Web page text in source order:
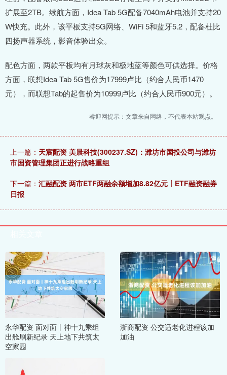
扩展至2TB。续航方面，Idea Tab 5G配备7040mAh电池并支持20
W快充。此外，该平板支持5G网络、WiFi 5和蓝牙5.2，配备杜比
四扬声器系统，影音体验出众。
配色方面，两款平板均有月球灰和极地蓝等颜色可供选择。价格
方面，联想Idea Tab 5G售价为17999卢比（约合人民币1470
元），而联想Tab的起售价为10999卢比（约合人民币900元）。
睿迎网提示：文章来自网络，不代表本站观点。
上一篇： 天宸配资 美晨科技(300237.SZ)：潍坊市国投公司与潍坊
市国资管理集团正进行战略重组
下一篇： 汇融配资 两市ETF两融余额增加8.82亿元丨ETF融资融券
日报
永华配资 面对面丨神十九乘组
出舱刷新纪录 天上地下共筑太
空家园
浙商配资 公交适老化进程该加
加油